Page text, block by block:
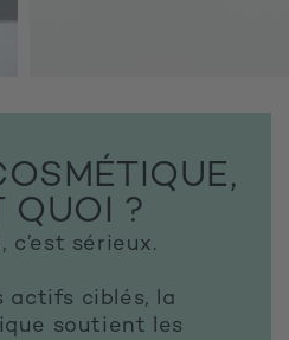
QUOI ?
c’est sérieux.
actifs ciblés, la
soutient les